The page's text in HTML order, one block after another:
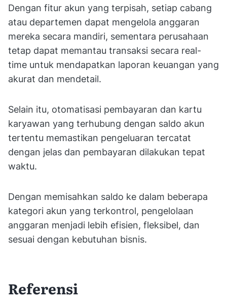
Dengan fitur akun yang terpisah, setiap cabang
atau departemen dapat mengelola anggaran
mereka secara mandiri, sementara perusahaan
tetap dapat memantau transaksi secara real-
time untuk mendapatkan laporan keuangan yang
akurat dan mendetail.
Selain itu, otomatisasi pembayaran dan kartu
karyawan yang terhubung dengan saldo akun
tertentu memastikan pengeluaran tercatat
dengan jelas dan pembayaran dilakukan tepat
waktu.
Dengan memisahkan saldo ke dalam beberapa
kategori akun yang terkontrol, pengelolaan
anggaran menjadi lebih efisien, fleksibel, dan
sesuai dengan kebutuhan bisnis.
Referensi